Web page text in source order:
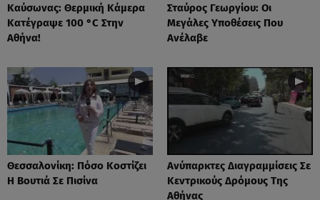
Καύσωνας: Θερμική Κάμερα
Κατέγραψε 100 °C Στην
Αθήνα!
Σταύρος Γεωργίου: Οι
Μεγάλες Υποθέσεις Που
Ανέλαβε
Θεσσαλονίκη: Πόσο Κοστίζει
Η Βουτιά Σε Πισίνα
Ανύπαρκτες Διαγραμμίσεις Σε
Κεντρικούς Δρόμους Της
Αθήνας